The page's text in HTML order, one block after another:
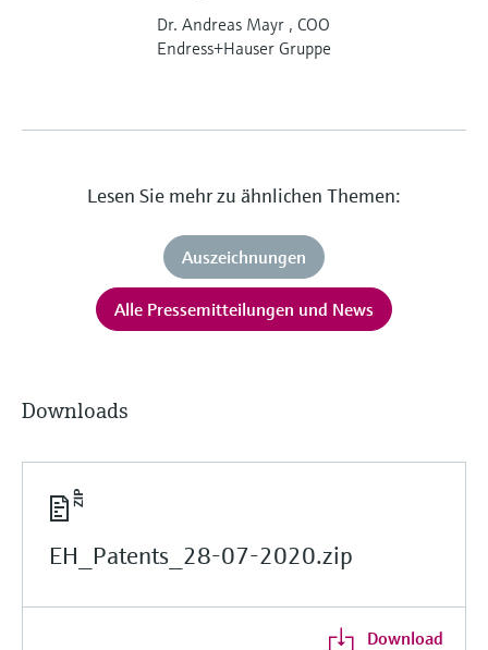
Dr. Andreas Mayr , COO
Endress+Hauser Gruppe
Lesen Sie mehr zu ähnlichen Themen:
Auszeichnungen
Alle Pressemitteilungen und News
Downloads
EH_Patents_28-07-2020.zip
Download